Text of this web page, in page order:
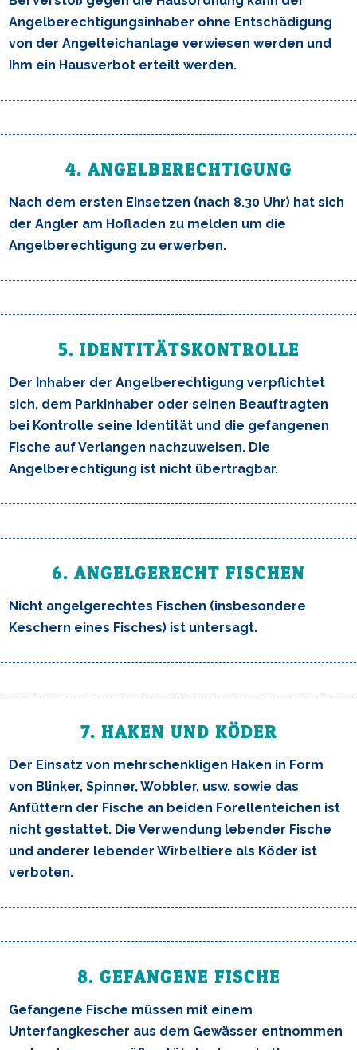
Angelberechtigungsinhaber ohne Entschädigung
von der Angelteichanlage verwiesen werden und
Ihm ein Hausverbot erteilt werden.
4. ANGELBERECHTIGUNG
Nach dem ersten Einsetzen (nach 8.30 Uhr) hat sich
der Angler am Hofladen zu melden um die
Angelberechtigung zu erwerben.
5. IDENTITÄTSKONTROLLE
Der Inhaber der Angelberechtigung verpflichtet
sich, dem Parkinhaber oder seinen Beauftragten
bei Kontrolle seine Identität und die gefangenen
Fische auf Verlangen nachzuweisen. Die
Angelberechtigung ist nicht übertragbar.
6. ANGELGERECHT FISCHEN
Nicht angelgerechtes Fischen (insbesondere
Keschern eines Fisches) ist untersagt.
7. HAKEN UND KÖDER
Der Einsatz von mehrschenkligen Haken in Form
von Blinker, Spinner, Wobbler, usw. sowie das
Anfüttern der Fische an beiden Forellenteichen ist
nicht gestattet. Die Verwendung lebender Fische
und anderer lebender Wirbeltiere als Köder ist
verboten.
8. GEFANGENE FISCHE
Gefangene Fische müssen mit einem
Unterfangkescher aus dem Gewässer entnommen